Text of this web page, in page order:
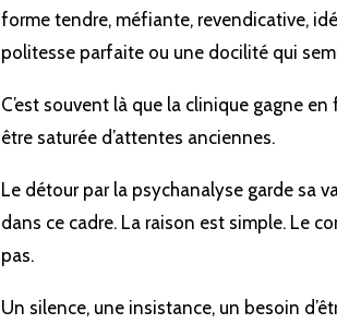
forme tendre, méfiante, revendicative,
politesse parfaite ou une docilité qui
C’est souvent là que la clinique gagne
être saturée d’attentes anciennes.
Le détour par la psychanalyse garde sa
dans ce cadre. La raison est simple. Le
pas.
Un silence, une insistance, un besoin